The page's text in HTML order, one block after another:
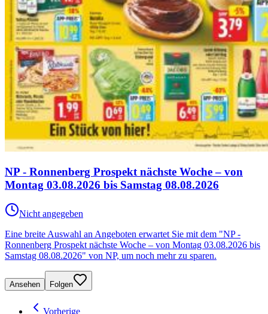
NP - Ronnenberg Prospekt nächste Woche – von
Montag 03.08.2026 bis Samstag 08.08.2026
Nicht angegeben
Eine breite Auswahl an Angeboten erwartet Sie mit dem "NP -
Ronnenberg Prospekt nächste Woche – von Montag 03.08.2026 bis
Samstag 08.08.2026" von NP, um noch mehr zu sparen.
Ansehen Folgen
Vorherige